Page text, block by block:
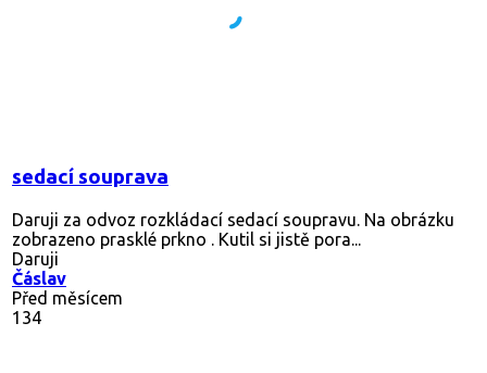
sedací souprava
Daruji za odvoz rozkládací sedací soupravu. Na obrázku
zobrazeno prasklé prkno . Kutil si jistě pora...
Daruji
Čáslav
Před měsícem
134